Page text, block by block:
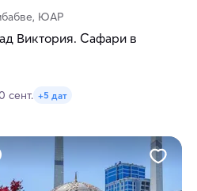
ЮАР
Виктория. Сафари в
сент. +5 дат